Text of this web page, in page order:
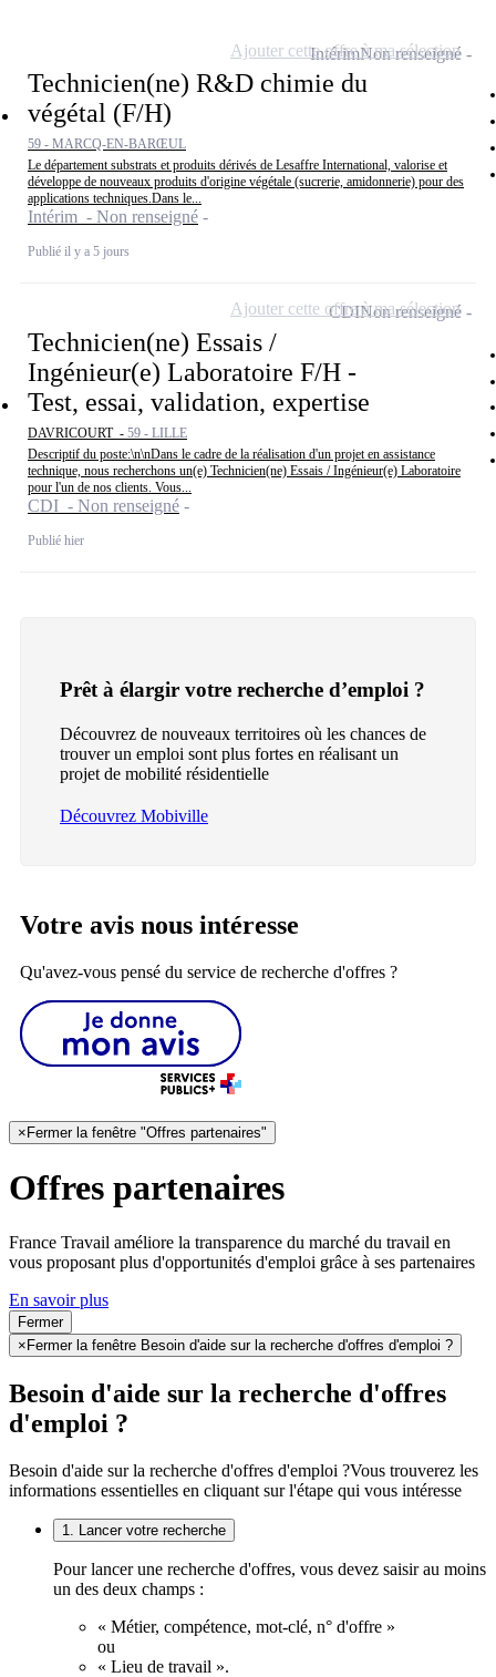
Technicien(ne) R&D chimie du
végétal (F/H)
59 - MARCQ-EN-BARŒUL
Le département substrats et produits dérivés de Lesaffre International, valorise et
développe de nouveaux produits d'origine végétale (sucrerie, amidonnerie) pour des
applications techniques.Dans le...
Intérim - Non renseigné
Publié il y a 5 jours
IntérimNon renseigné
Ajouter cette offre à ma sélection
Technicien(ne) Essais /
Ingénieur(e) Laboratoire F/H -
Test, essai, validation, expertise
DAVRICOURT - 59 - LILLE
Descriptif du poste:\n\nDans le cadre de la réalisation d'un projet en assistance
technique, nous recherchons un(e) Technicien(ne) Essais / Ingénieur(e) Laboratoire
pour l'un de nos clients. Vous...
CDI - Non renseigné
Publié hier
CDINon renseigné
Ajouter cette offre à ma sélection
Prêt à élargir votre recherche d’emploi ?
Découvrez de nouveaux territoires où les chances de
trouver un emploi sont plus fortes en réalisant un
projet de mobilité résidentielle
Découvrez Mobiville
Votre avis nous intéresse
Qu'avez-vous pensé du service de recherche d'offres ?
× Fermer la fenêtre "Offres partenaires"
Offres partenaires
France Travail améliore la transparence du marché du travail en
vous proposant plus d'opportunités d'emploi grâce à ses partenaires
En savoir plus
Fermer
× Fermer la fenêtre Besoin d'aide sur la recherche d'offres d'emploi ?
Besoin d'aide sur la recherche d'offres
d'emploi ?
Besoin d'aide sur la recherche d'offres d'emploi ?Vous trouverez les
informations essentielles en cliquant sur l'étape qui vous intéresse
1. Lancer votre recherche
Pour lancer une recherche d'offres, vous devez saisir au moins
un des deux champs :
« Métier, compétence, mot-clé, n° d'offre »
ou
« Lieu de travail ».